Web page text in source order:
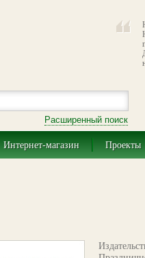
Расширенный поиск
Интернет-магазин Проекты